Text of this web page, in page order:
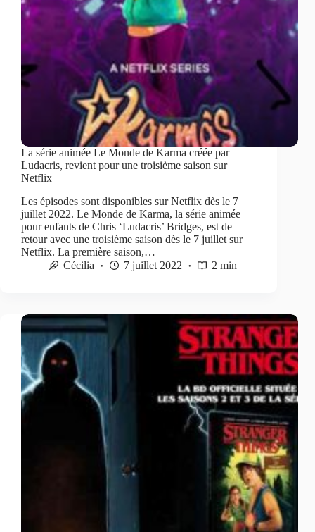
La série animée Le Monde de Karma créée par
Ludacris, revient pour une troisième saison sur
Netflix
Les épisodes sont disponibles sur Netflix dès le 7
juillet 2022. Le Monde de Karma, la série animée
pour enfants de Chris ‘Ludacris’ Bridges, est de
retour avec une troisième saison dès le 7 juillet sur
Netflix. La première saison,…
Cécilia
7 juillet 2022 2 min